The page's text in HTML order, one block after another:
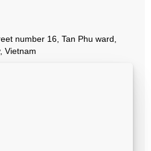
number 16, Tan Phu ward,
Vietnam